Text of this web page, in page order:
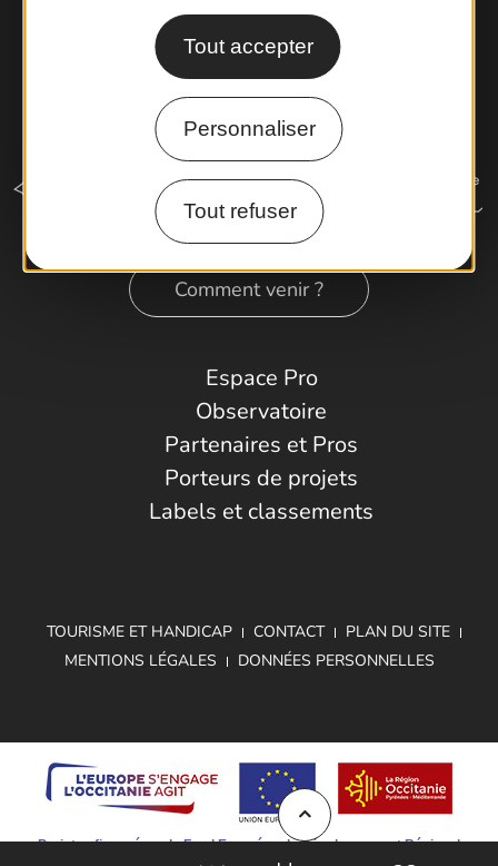
Tout accepter
Personnaliser
Tout refuser
Comment venir ?
Espace Pro
Observatoire
Partenaires et Pros
Porteurs de projets
Labels et classements
TOURISME ET HANDICAP CONTACT
PLAN DU SITE
MENTIONS LÉGALES
DONNÉES PERSONNELLES
Projet cofinancé par le Fond Européen de Développement Régional